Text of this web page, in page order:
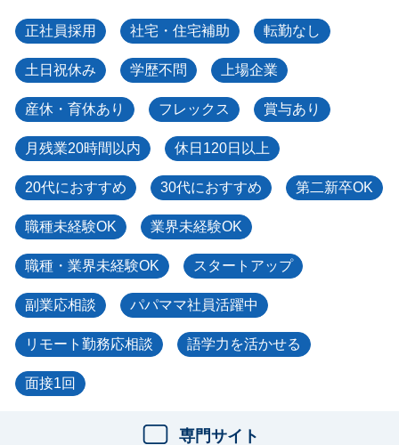
正社員採用 社宅・住宅補助 転勤なし
土日祝休み 学歴不問 上場企業
産休・育休あり フレックス 賞与あり
月残業20時間以内 休日120日以上
20代におすすめ 30代におすすめ 第二新卒OK
職種未経験OK 業界未経験OK
職種・業界未経験OK スタートアップ
副業応相談 パパママ社員活躍中
リモート勤務応相談 語学力を活かせる
面接1回
専門サイト